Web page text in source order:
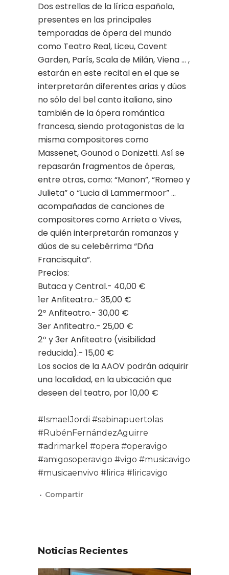
Dos estrellas de la lírica española,
presentes en las principales
temporadas de ópera del mundo
como Teatro Real, Liceu, Covent
Garden, París, Scala de Milán, Viena … ,
estarán en este recital en el que se
interpretarán diferentes arias y dúos
no sólo del bel canto italiano, sino
también de la ópera romántica
francesa, siendo protagonistas de la
misma compositores como
Massenet, Gounod o Donizetti. Así se
repasarán fragmentos de óperas,
entre otras, como: “Manon”, “Romeo y
Julieta” o “Lucia di Lammermoor” …
acompañadas de canciones de
compositores como Arrieta o Vives,
de quién interpretarán romanzas y
dúos de su celebérrima “Dña
Francisquita”.
Precios:
Butaca y Central.- 40,00 €
1er Anfiteatro.- 35,00 €
2º Anfiteatro.- 30,00 €
3er Anfiteatro.- 25,00 €
2º y 3er Anfiteatro (visibilidad
reducida).- 15,00 €
Los socios de la AAOV podrán adquirir
una localidad, en la ubicación que
deseen del teatro, por 10,00 €
#IsmaelJordi #sabinapuertolas
#RubénFernándezAguirre
#adrimarkel #opera #operavigo
#amigosoperavigo #vigo #musicavigo
#musicaenvivo #lirica #liricavigo
Noticias Recientes